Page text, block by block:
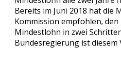
Bereits im Juni 2018 hat die
Kommission empfohlen, den
Mindestlohn in zwei
Bundesregierung ist